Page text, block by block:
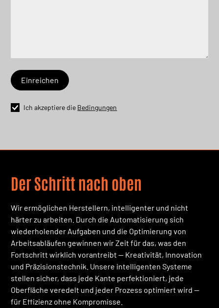
Ich akzeptiere die Bedingungen
Der Schritt nach oben
Wir ermöglichen Herstellern, intelligenter und nicht
härter zu arbeiten. Durch die Automatisierung sich
wiederholender Aufgaben und die Optimierung von
Arbeitsabläufen gewinnen wir Zeit für das, was den
Fortschritt wirklich vorantreibt — Kreativität, Innovation
und Präzisionstechnik. Unsere intelligenten Systeme
stellen sicher, dass jede Kante perfektioniert, jede
Oberfläche veredelt und jeder Prozess optimiert wird —
für Effizienz ohne Kompromisse.